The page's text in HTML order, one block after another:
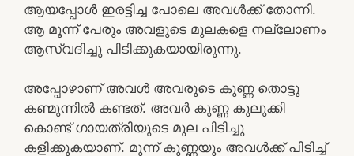
ആയപ്പോൾ ഇരട്ടിച്ച പോലെ അവൾക്ക് തോന്നി.
ആ മൂന്ന് പേരും അവളുടെ മുലകളെ നല്ലോണം
ആസ്വദിച്ചു പിടിക്കുകയായിരുന്നു.
അപ്പോഴാണ് അവൾ അവരുടെ കുണ്ണ തൊട്ടു
കണ്മുന്നിൽ കണ്ടത്. അവർ കുണ്ണ കുലുക്കി
കൊണ്ട് ഗായത്രിയുടെ മുല പിടിച്ചു
കളിക്കുകയാണ്. മൂന്ന് കുണ്ണയും അവൾക്ക് പിടിച്ച്